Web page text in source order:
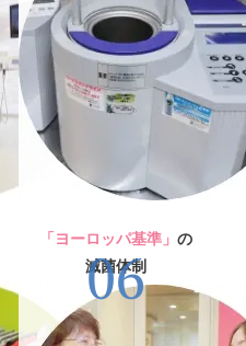
「ヨーロッパ基準」 の
滅菌体制